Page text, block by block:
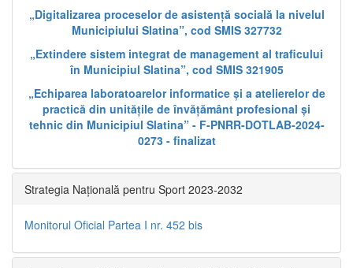
„Digitalizarea proceselor de asistență socială la nivelul
Municipiului Slatina”, cod SMIS 327732
„Extindere sistem integrat de management al traficului
în Municipiul Slatina”, cod SMIS 321905
„Echiparea laboratoarelor informatice și a atelierelor de
practică din unitățile de învățământ profesional și
tehnic din Municipiul Slatina” - F-PNRR-DOTLAB-2024-
0273 - finalizat
Strategia Națională pentru Sport 2023-2032
Monitorul Oficial Partea I nr. 452 bis